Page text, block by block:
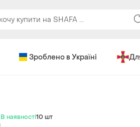
Зроблено в Україні
В наявності10 шт